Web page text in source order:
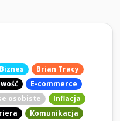
Biznes
Brian Tracy
E-commerce
osobiste
Inflacja
Komunikacja